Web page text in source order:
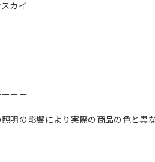
カイ
ーー
明の影響により実際の商品の色と異